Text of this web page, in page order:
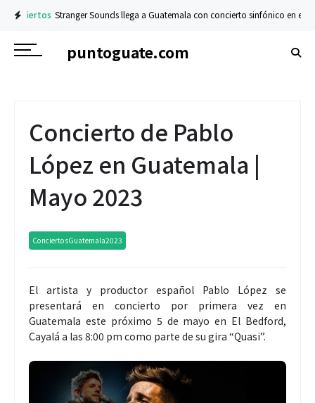
Stranger Sounds llega a Guatemala con concierto sinfónico en el Teatro
puntoguate.com
Concierto de Pablo
López en Guatemala |
Mayo 2023
ConciertosGuatemala2023
El artista y productor español Pablo López se
presentará en concierto por primera vez en
Guatemala este próximo 5 de mayo en El Bedford,
Cayalá a las 8:00 pm como parte de su gira “Quasi”.